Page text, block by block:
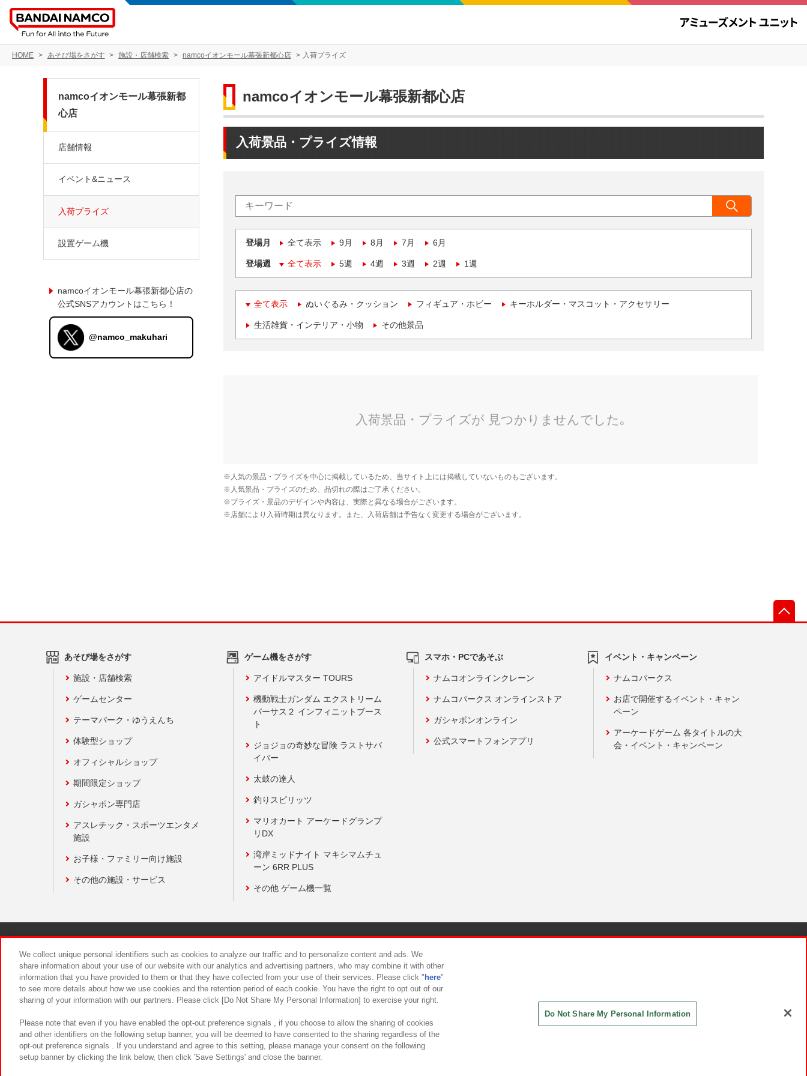
HOME あそび場をさがす 施設・店舗検索 namcoイオンモール幕張新都心店 入荷プライズ
namcoイオンモール幕張新都心店
入荷景品・プライズ情報
登場月 全て表示 9月 8月 7月 6月
登場週 全て表示 5週 4週 3週 2週 1週
全て表示 ぬいぐるみ・クッション フィギュア・ホビー キーホルダー・マスコット・アクセサリー
生活雑貨・インテリア・小物 その他景品
namcoイオンモール幕張新都
心店
店舗情報
イベント&ニュース
入荷プライズ
設置ゲーム機
namcoイオンモール幕張新都心店の
公式SNSアカウントはこちら！
@namco_makuhari
あそび場をさがす
施設・店舗検索
ゲームセンター
テーマパーク・ゆうえんち
体験型ショップ
オフィシャルショップ
期間限定ショップ
ガシャポン専門店
アスレチック・スポーツエンタメ
施設
お子様・ファミリー向け施設
その他の施設・サービス
ゲーム機をさがす
アイドルマスター TOURS
機動戦士ガンダム エクストリーム
バーサス２ インフィニットブース
ト
ジョジョの奇妙な冒険 ラストサバ
イバー
太鼓の達人
釣りスピリッツ
マリオカート アーケードグランプ
リDX
湾岸ミッドナイト マキシマムチュ
ーン 6RR PLUS
その他 ゲーム機一覧
スマホ・PCであそぶ
ナムコオンラインクレーン
ナムコパークス オンラインストア
ガシャポンオンライン
公式スマートフォンアプリ
イベント・キャンペーン
ナムコパークス
お店で開催するイベント・キャン
ペーン
アーケードゲーム 各タイトルの大
会・イベント・キャンペーン
食品のご提供について カスタマーハラスメント対応方針
We collect unique personal identifiers such as cookies to analyze our traffic and to personalize content and ads. We
share information about your use of our website with our analytics and advertising partners, who may combine it with other
information that you have provided to them or that they have collected from your use of their services. Please click " here"
to see more details about how we use cookies and the retention period of each cookie. You have the right to opt out of our
sharing of your information with our partners. Please click [Do Not Share My Personal Information] to exercise your right.
Please note that even if you have enabled the opt-out preference signals , if you choose to allow the sharing of cookies
and other identifiers on the following setup banner, you will be deemed to have consented to the sharing regardless of the
opt-out preference signals . If you understand and agree to this setting, please manage your consent on the following
setup banner by clicking the link below, then click 'Save Settings' and close the banner.
Do Not Share My Personal Information